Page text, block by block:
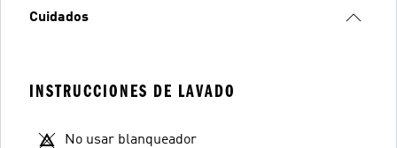
Cuidados
INSTRUCCIONES DE LAVADO
No usar blanqueador